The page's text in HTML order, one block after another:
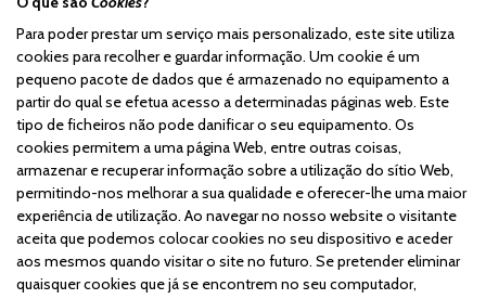
Para poder prestar um serviço mais personalizado, este site utiliza
cookies para recolher e guardar informação. Um cookie é um
pequeno pacote de dados que é armazenado no equipamento a
partir do qual se efetua acesso a determinadas páginas web. Este
tipo de ficheiros não pode danificar o seu equipamento. Os
cookies permitem a uma página Web, entre outras coisas,
armazenar e recuperar informação sobre a utilização do sítio Web,
permitindo-nos melhorar a sua qualidade e oferecer-lhe uma maior
experiência de utilização. Ao navegar no nosso website o visitante
aceita que podemos colocar cookies no seu dispositivo e aceder
aos mesmos quando visitar o site no futuro. Se pretender eliminar
quaisquer cookies que já se encontrem no seu computador,